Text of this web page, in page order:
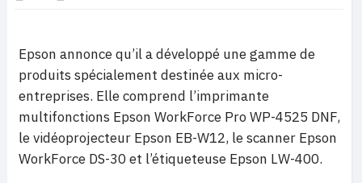
Epson annonce qu’il a développé une gamme de
produits spécialement destinée aux micro-
entreprises. Elle comprend l’imprimante
multifonctions Epson WorkForce Pro WP-4525 DNF,
le vidéoprojecteur Epson EB-W12, le scanner Epson
WorkForce DS-30 et l’étiqueteuse Epson LW-400.